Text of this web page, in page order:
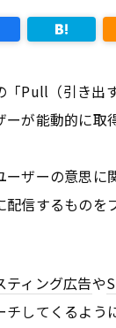
Pull（引き出
ーが能動的に取
ザーの意思に
配信するものを
ティング広告や
してくるよう